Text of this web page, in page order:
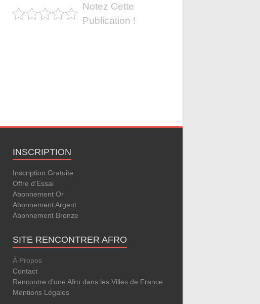
Notez Cette
Publication !
INSCRIPTION
Inscription Gratuite
Offre d'Essai
Abonnement Or
Abonnement Argent
Abonnement Bronze
SITE RENCONTRER AFRO
À Propos
Contact
Rencontre d'une Afro dans les Villes de France
Mentions Légales